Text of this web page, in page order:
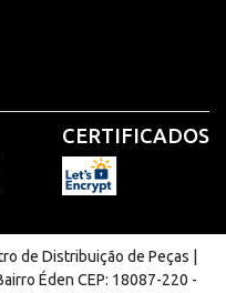
CERTIFICADOS
de Distribuição de Peças |
Éden CEP: 18087-220 -